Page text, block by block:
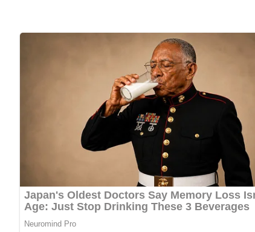
Zubereitung
Eine Schokoladensoße nach Vorschrift kochen.
Die Birnen vierteln und in feine Scheiben schneiden.
Die Konfitüre mit dem Weinbrand verrühren,
Mandeln dazugeben und die Birnenscheiben unter
Mit der erkalteten Schokoladensoße übergießen und
[Nach: Von Apfelkartoffeln bis Zwiebelkuchen / Drummer/Muskewitz » VEB Fachbuchverlag